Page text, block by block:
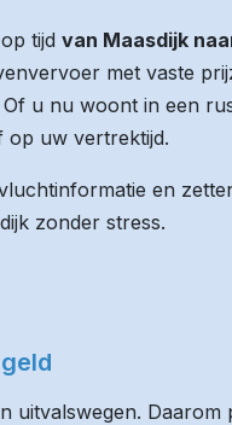
tijd van Maasdijk
met vaste
u nu woont in een
op uw vertrektijd.
en
zonder stress.
uitvalswegen. Daarom